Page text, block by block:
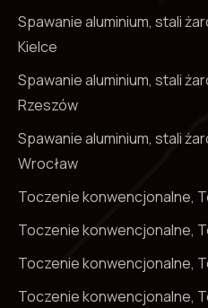
Spawanie aluminium, stali
Kielce
Spawanie aluminium, stali
Rzeszów
Spawanie aluminium, stali
Wrocław
Toczenie konwencjonalne,
Toczenie konwencjonalne,
Toczenie konwencjonalne,
Toczenie konwencjonalne,